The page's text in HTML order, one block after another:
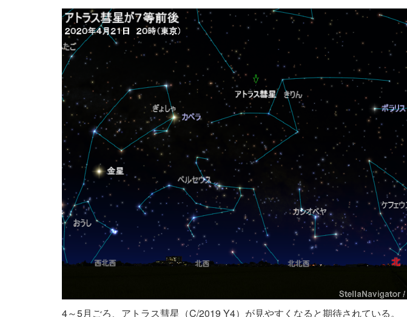
4～5月ごろ、アトラス彗星（C/2019 Y4）が見やすくなると期待されている。